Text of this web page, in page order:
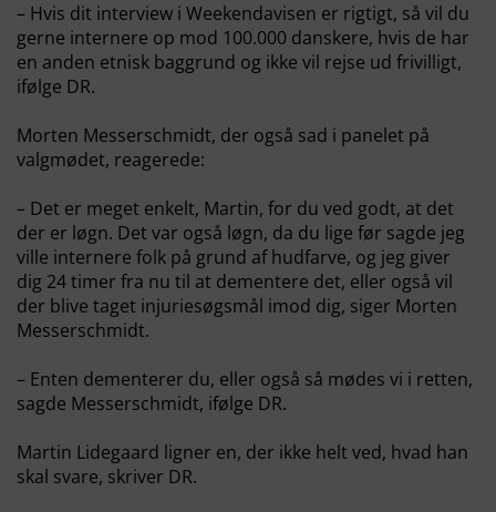
– Hvis dit interview i Weekendavisen er rigtigt, så vil du
gerne internere op mod 100.000 danskere, hvis de har
en anden etnisk baggrund og ikke vil rejse ud frivilligt,
ifølge DR.
Morten Messerschmidt, der også sad i panelet på
valgmødet, reagerede:
– Det er meget enkelt, Martin, for du ved godt, at det
der er løgn. Det var også løgn, da du lige før sagde jeg
ville internere folk på grund af hudfarve, og jeg giver
dig 24 timer fra nu til at dementere det, eller også vil
der blive taget injuriesøgsmål imod dig, siger Morten
Messerschmidt.
– Enten dementerer du, eller også så mødes vi i retten,
sagde Messerschmidt, ifølge DR.
Martin Lidegaard ligner en, der ikke helt ved, hvad han
skal svare, skriver DR.